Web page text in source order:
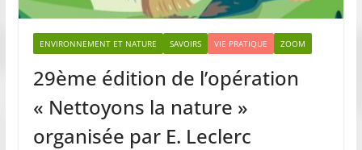
ENVIRONNEMENT ET NATURE SAVOIRS VIE PRATIQUE ZOOM
29ème édition de l’opération
« Nettoyons la nature »
organisée par E. Leclerc